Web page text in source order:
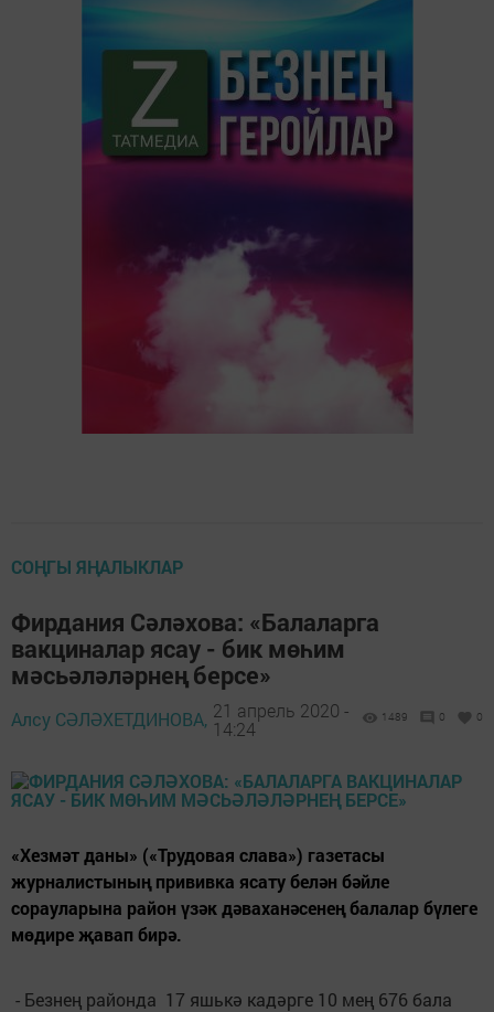
СОҢГЫ ЯҢАЛЫКЛАР
Фирдания Сәләхова: «Балаларга
вакциналар ясау - бик мөһим
мәсьәләләрнең берсе»
Алсу СӘЛӘХЕТДИНОВА, 21 апрель 2020 -
14:24
1489 0 0
«Хезмәт даны» («Трудовая слава») газетасы
журналистының прививка ясату белән бәйле
сорауларына район үзәк дәваханәсенең балалар бүлеге
мөдире җавап бирә.
- Безнең районда 17 яшькә кадәрге 10 мең 676 бала